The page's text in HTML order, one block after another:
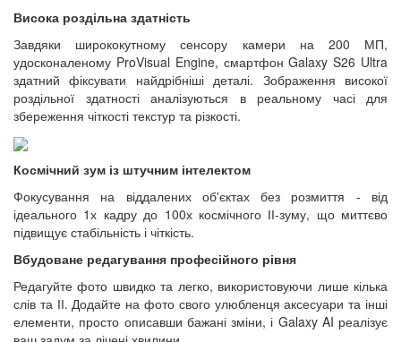
Висока роздільна здатність
Завдяки ширококутному сенсору камери на 200 МП,
удосконаленому ProVisual Engine, смартфон Galaxy S26 Ultra
здатний фіксувати найдрібніші деталі. Зображення високої
роздільної здатності аналізуються в реальному часі для
збереження чіткості текстур та різкості.
Космічний зум із штучним інтелектом
Фокусування на віддалених об'єктах без розмиття - від
ідеального 1х кадру до 100х космічного ІІ-зуму, що миттєво
підвищує стабільність і чіткість.
Вбудоване редагування професійного рівня
Редагуйте фото швидко та легко, використовуючи лише кілька
слів та ІІ. Додайте на фото свого улюбленця аксесуари та інші
елементи, просто описавши бажані зміни, і Galaxy AI реалізує